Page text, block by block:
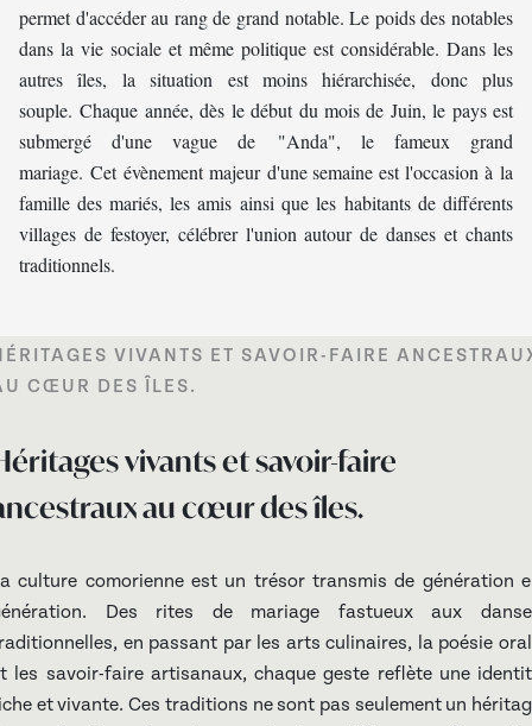
permet d'accéder au rang de grand notable. Le poids des notables
dans la vie sociale et même politique est considérable. Dans les
autres îles, la situation est moins hiérarchisée, donc plus
souple. Chaque année, dès le début du mois de Juin, le pays est
submergé d'une vague de "Anda", le fameux grand
mariage. Cet évènement majeur d'une semaine est l'occasion à la
famille des mariés, les amis ainsi que les habitants de différents
villages de festoyer, célébrer l'union autour de danses et chants
traditionnels.
VIVANTS ET SAVOIR-FAIRE
CŒUR DES ÎLES.
vivants et savoir-faire
au cœur des îles.
culture comorienne est un trésor transmis de génération
Des rites de mariage fastueux aux
en passant par les arts culinaires, la poésie
les savoir-faire artisanaux, chaque geste reflète une
et vivante. Ces traditions ne sont pas seulement un